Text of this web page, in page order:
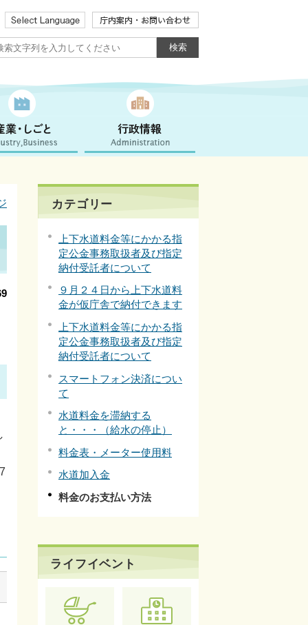
カテゴリー
上下水道料金等にかかる指
定公金事務取扱者及び指定
納付受託者について
９月２４日から上下水道料
金が仮庁舎で納付できます
上下水道料金等にかかる指
定公金事務取扱者及び指定
納付受託者について
スマートフォン決済につい
て
水道料金を滞納する
と・・・（給水の停止）
料金表・メーター使用料
水道加入金
料金のお支払い方法
ライフイベント